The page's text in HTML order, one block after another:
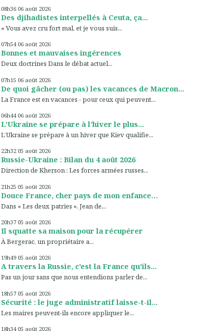
08h36 06 août 2026
Des djihadistes interpellés à Ceuta, ça...
« Vous avez cru fort mal, et je vous suis...
07h54 06 août 2026
Bonnes et mauvaises ingérences
Deux doctrines Dans le débat actuel...
07h15 06 août 2026
De quoi gâcher (ou pas) les vacances de Macron...
La France est en vacances - pour ceux qui peuvent...
06h44 06 août 2026
L’Ukraine se prépare à l’hiver le plus...
L’Ukraine se prépare à un hiver que Kiev qualifie...
22h32 05 août 2026
Russie-Ukraine : Bilan du 4 août 2026
Direction de Kherson : Les forces armées russes...
21h25 05 août 2026
Douce France, cher pays de mon enfance…
Dans « Les deux patries », Jean de...
20h37 05 août 2026
Il squatte sa maison pour la récupérer
À Bergerac, un propriétaire a...
19h49 05 août 2026
A travers la Russie, c’est la France qu’ils...
Pas un jour sans que nous entendions parler de...
18h57 05 août 2026
Sécurité : le juge administratif laisse-t-il...
Les maires peuvent-ils encore appliquer le...
18h34 05 août 2026